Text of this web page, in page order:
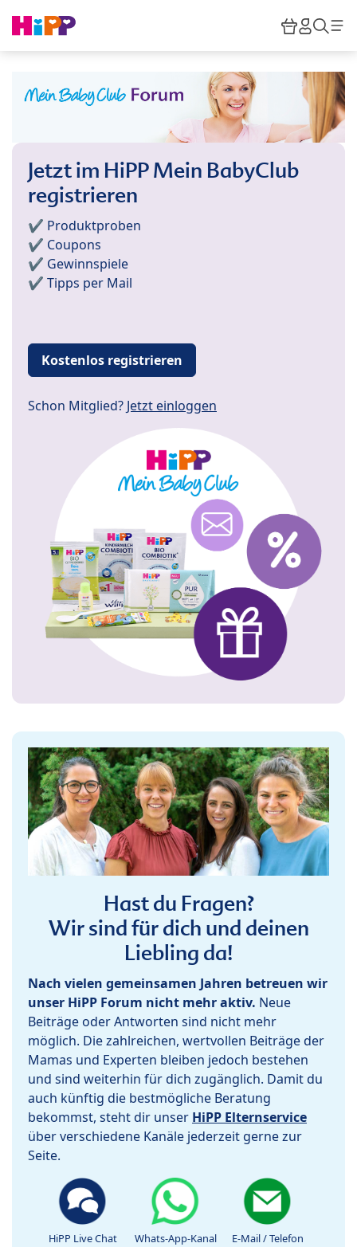
HiPP
Jetzt im HiPP Mein BabyClub
registrieren
✔️ Produktproben
✔️ Coupons
✔️ Gewinnspiele
✔️ Tipps per Mail
Kostenlos registrieren
Schon Mitglied? Jetzt einloggen
Hast du Fragen?
Wir sind für dich und deinen
Liebling da!
Nach vielen gemeinsamen Jahren betreuen wir
unser HiPP Forum nicht mehr aktiv. Neue
Beiträge oder Antworten sind nicht mehr
möglich. Die zahlreichen, wertvollen Beiträge der
Mamas und Experten bleiben jedoch bestehen
und sind weiterhin für dich zugänglich. Damit du
auch künftig die bestmögliche Beratung
bekommst, steht dir unser HiPP Elternservice
über verschiedene Kanäle jederzeit gerne zur
Seite.
HiPP Live Chat Whats-App-Kanal E-Mail / Telefon